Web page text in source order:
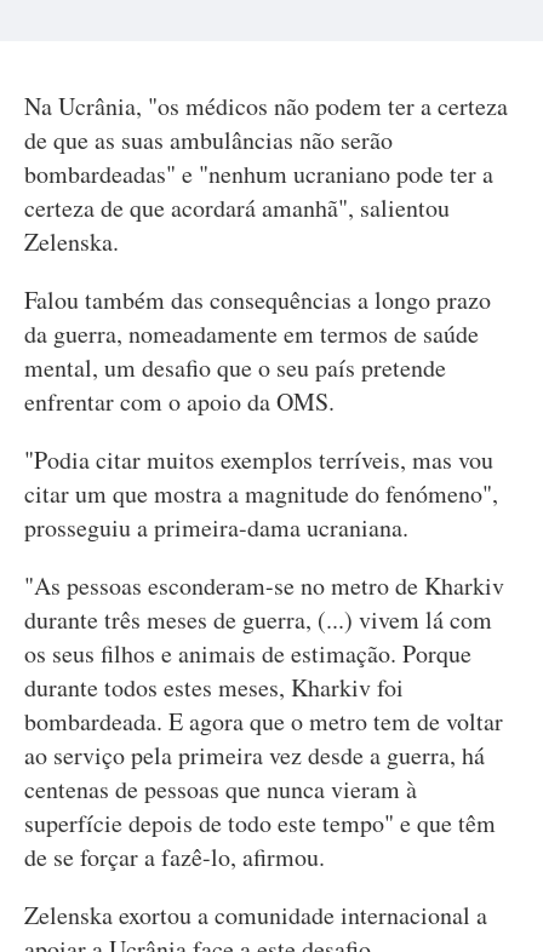
Na Ucrânia, "os médicos não podem ter a certeza
de que as suas ambulâncias não serão
bombardeadas" e "nenhum ucraniano pode ter a
certeza de que acordará amanhã", salientou
Zelenska.
Falou também das consequências a longo prazo
da guerra, nomeadamente em termos de saúde
mental, um desafio que o seu país pretende
enfrentar com o apoio da OMS.
"Podia citar muitos exemplos terríveis, mas vou
citar um que mostra a magnitude do fenómeno",
prosseguiu a primeira-dama ucraniana.
"As pessoas esconderam-se no metro de Kharkiv
durante três meses de guerra, (...) vivem lá com
os seus filhos e animais de estimação. Porque
durante todos estes meses, Kharkiv foi
bombardeada. E agora que o metro tem de voltar
ao serviço pela primeira vez desde a guerra, há
centenas de pessoas que nunca vieram à
superfície depois de todo este tempo" e que têm
de se forçar a fazê-lo, afirmou.
Zelenska exortou a comunidade internacional a